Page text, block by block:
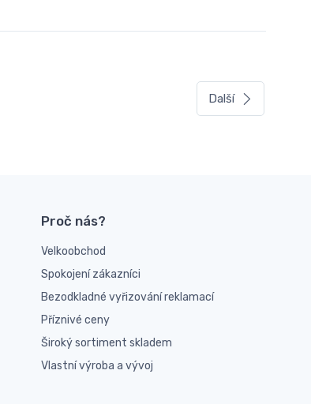
Další
Proč nás?
Velkoobchod
Spokojení zákazníci
Bezodkladné vyřizování reklamací
Příznivé ceny
Široký sortiment skladem
Vlastní výroba a vývoj